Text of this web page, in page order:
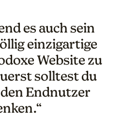
es auch sein
einzigartige
Website zu
solltest du
Endnutzer